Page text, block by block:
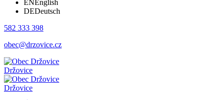
ENEnglish
DEDeutsch
582 333 398
obec@drzovice.cz
Držovice
Držovice